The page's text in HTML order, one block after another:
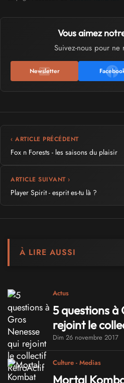
Vous aimez
Suivez-nous pour
Newsletter
‹ ARTICLE PRÉCÉDENT
Fox n Forests - les saisons du plaisir
ARTICLE SUIVANT ›
Player Spirit - esprit es-tu là ?
À LIRE AUSSI
Actus
5 questions à
rejoint le
Dim 26 novembre 2017
Culture - Medias
Mortal